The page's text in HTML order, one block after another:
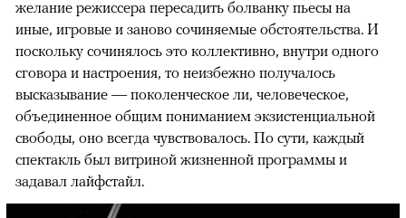
желание режиссера пересадить болванку пьесы на
иные, игровые и заново сочиняемые обстоятельства. И
поскольку сочинялось это коллективно, внутри одного
сговора и настроения, то неизбежно получалось
высказывание — поколенческое ли, человеческое,
объединенное общим пониманием экзистенциальной
свободы, оно всегда чувствовалось. По сути, каждый
спектакль был витриной жизненной программы и
задавал лайфстайл.